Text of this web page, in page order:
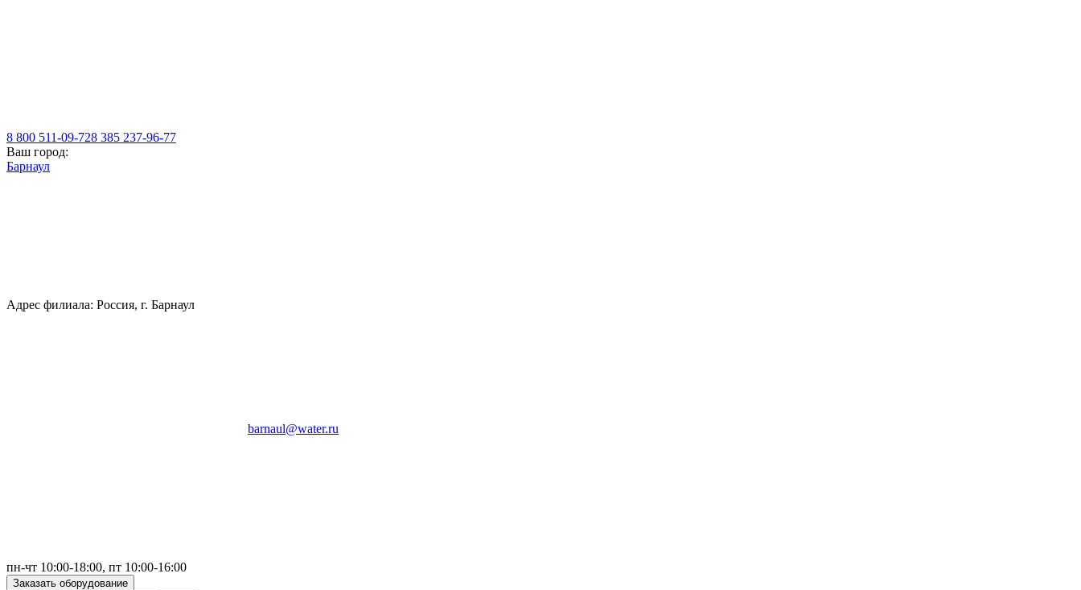
8 800 511-09-728 385 237-96-77
Ваш город:
Барнаул
Адрес филиала: Россия, г. Барнаул
barnaul@water.ru
пн-чт 10:00-18:00, пт 10:00-16:00
Заказать оборудование